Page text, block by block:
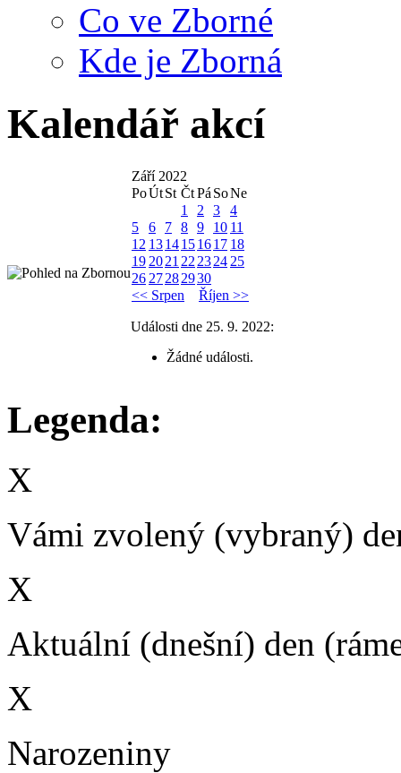
Co ve Zborné
Kde je Zborná
Kalendář akcí
Září 2022
PoÚtSt ČtPá SoNe
1
2 3
4
5
6 7 8 9 10 11
12 1314151617 18
19 2021 22 2324 25
26 27282930
<< Srpen
Říjen >>
Události dne 25. 9. 2022:
Žádné události.
Legenda:
X
Vámi zvolený (vybraný)
X
Aktuální (dnešní) den
X
Narozeniny